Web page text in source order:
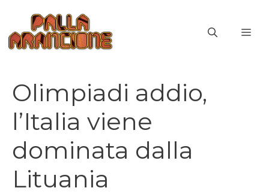
contenuto
Olimpiadi addio,
l’Italia viene
dominata dalla
Lituania